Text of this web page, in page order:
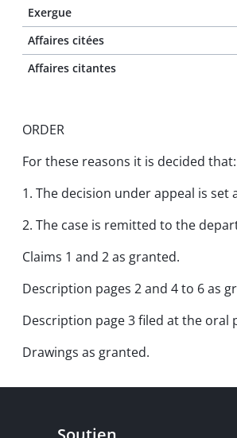
Exergue
Affaires citées
Affaires citantes
ORDER
For these reasons it is decided that:
1. The decision under appeal is set
2. The case is remitted to the
Claims 1 and 2 as granted.
Description pages 2 and 4 to 6 as
Description page 3 filed at the oral
Drawings as granted.